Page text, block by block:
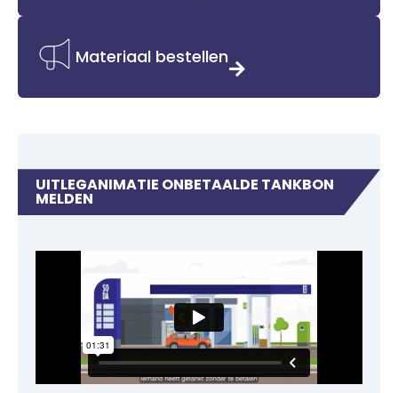
Materiaal bestellen
UITLEGANIMATIE ONBETAALDE TANKBON
MELDEN